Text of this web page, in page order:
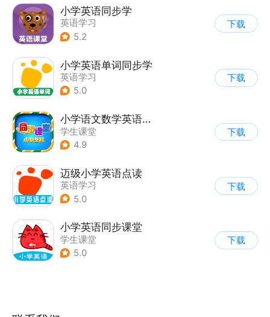
小学英语同步学
英语学习
5.2
下载
小学英语单词同步学
英语学习
5.0
下载
小学语文数学英语同步课堂
学生课堂
4.9
下载
迈级小学英语点读
英语学习
5.0
下载
小学英语同步课堂
学生课堂
5.0
下载